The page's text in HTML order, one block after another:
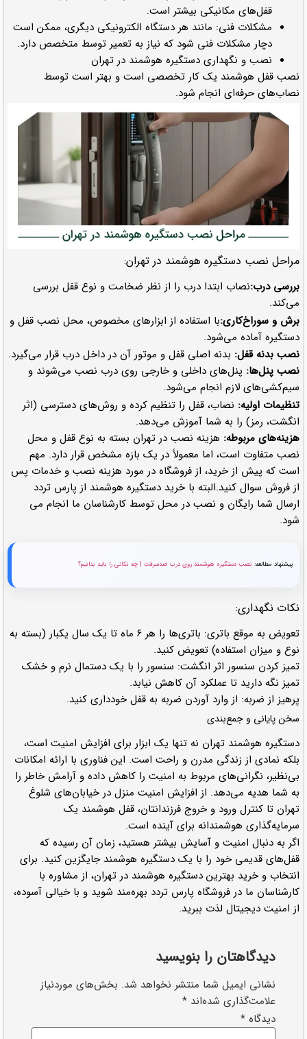
قفل‌های مکانیکی بیشتر است.
مشکلات فنی: مانند هر دستگاه الکترونیکی دیگری، ممکن است
دچار مشکلات فنی شود که نیاز به تعمیر توسط متخصص دارد.
نصب و نگهداری دستگیره هوشمند در تهران
نصب قفل هوشمند یک کار تخصصی است و بهتر است توسط
نصاب‌های حرفه‌ای انجام شود.
مراحل نصب دستگیره هوشمند در تهران:
بررسی درب:نصاب ابتدا درب را از نظر ضخامت و نوع قفل بررسی
می‌کند.
برش و سوراخ‌کاری:با استفاده از ابزارهای مخصوص، محل نصب قفل و
دستگیره آماده می‌شود.
نصب بدنه قفل: بدنه اصلی قفل و موتور آن در داخل درب قرار می‌گیرد.
نصب پنل‌ها: پنل‌های داخلی و خارجی روی درب نصب می‌شوند و
سیم‌کشی‌های لازم انجام می‌شود.
تنظیمات اولیه: نصاب، قفل را تنظیم کرده و روش‌های دسترسی (اثر
انگشت، رمز) را به شما آموزش می‌دهد.
هزینه‌های مربوطه: هزینه نصب در تهران بسته به نوع قفل و محل
نصب متفاوت است، اما معمولاً در یک بازه مشخص قرار دارد. مهم
است که پیش از خرید، از فروشگاه در مورد هزینه نصب و خدمات پس
از فروش سوال کنید.البته با خرید دستگیره هوشمند از پارس تردد
ارسال شما رایگان و نصب در محل توسط کارشناسان ما انجام می
شود.
پیشنهاد مطالعه: نصب دستگیره هوشمند روی درب ضدسرقت | چه نکاتی را باید بدانیم؟
نکات نگهداری:
تعویض به موقع باتری: باتری‌ها را هر ۶ ماه تا یک سال یکبار (بسته به
نوع و میزان استفاده) تعویض کنید.
تمیز کردن سنسور اثر انگشت: سنسور را با یک دستمال نرم و خشک
تمیز نگه دارید تا عملکرد آن کاهش نیابد.
پرهیز از ضربه: از وارد آوردن ضربه به قفل خودداری کنید.
سخن پایانی و جمع‌بندی
دستگیره هوشمند تهران نه تنها یک ابزار برای افزایش امنیت است،
بلکه نمادی از زندگی مدرن و راحت است. این فناوری با ارائه امکانات
بی‌نظیر، نگرانی‌های مربوط به امنیت را کاهش داده و آرامش خاطر را
به شما هدیه می‌دهد. از افزایش امنیت منزل در خیابان‌های شلوغ
تهران تا کنترل ورود و خروج فرزندانتان، قفل هوشمند یک
سرمایه‌گذاری هوشمندانه برای آینده است.
اگر به دنبال امنیت و آسایش بیشتر هستید، زمان آن رسیده که
قفل‌های قدیمی خود را با یک دستگیره هوشمند جایگزین کنید. برای
انتخاب و خرید بهترین دستگیره هوشمند در تهران، از مشاوره با
کارشناسان ما در فروشگاه‌ پارس تردد بهره‌مند شوید و با خیالی آسوده،
از امنیت دیجیتال لذت ببرید.
دیدگاهتان را بنویسید
نشانی ایمیل شما منتشر نخواهد شد. بخش‌های موردنیاز
علامت‌گذاری شده‌اند *
دیدگاه *